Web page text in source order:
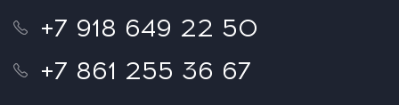
+7 918 649 22 50
+7 861 255 36 67